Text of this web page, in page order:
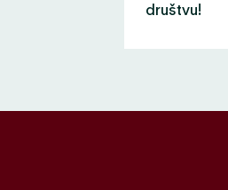
društvu!